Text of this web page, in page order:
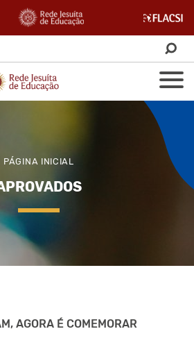
PÁGINA INICIAL
AGORA É COMEMORAR